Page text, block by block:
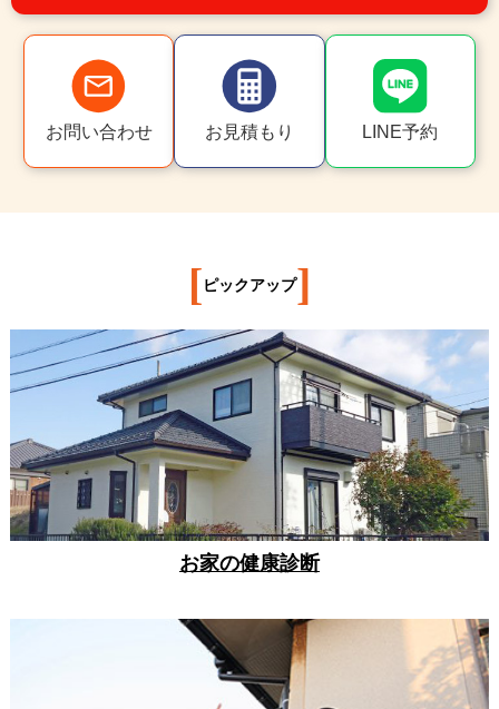
お問い合わせ お見積もり LINE予約
[ ピックアップ]
お家の健康診断